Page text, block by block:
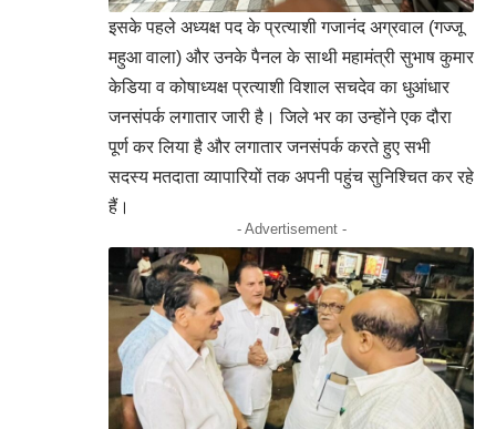
इसके पहले अध्यक्ष पद के प्रत्याशी गजानंद अग्रवाल (गज्जू
महुआ वाला) और उनके पैनल के साथी महामंत्री सुभाष कुमार
केडिया व कोषाध्यक्ष प्रत्याशी विशाल सचदेव का धुआंधार
जनसंपर्क लगातार जारी है। जिले भर का उन्होंने एक दौरा
पूर्ण कर लिया है और लगातार जनसंपर्क करते हुए सभी
सदस्य मतदाता व्यापारियों तक अपनी पहुंच सुनिश्चित कर रहे
हैं।
- Advertisement -